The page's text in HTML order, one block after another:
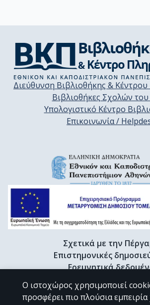
Διεύθυνση Βιβλιοθήκης &
Βιβλιοθήκες Σχολών
Υπολογιστικό Κέντρο
Επικοινωνία /
Σχετικά με την
Επιστημονικές
Ερευνητικά
Διδακτορικές διατριβές &
Προφίλ Ερευνητή
Ο ιστοχώρος χρησιμοποιεί
προσφέρει πιο πλούσια